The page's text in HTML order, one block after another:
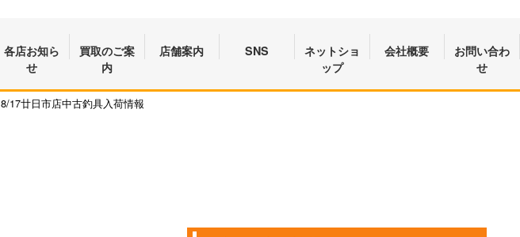
各店お知ら
せ
買取のご案
内
店舗案内 SNS
ネットショ
ップ
会社概要
お問い合わ
せ
8/17廿日市店中古釣具入荷情報